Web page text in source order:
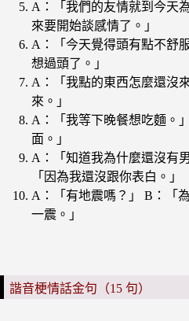
A：「我們的友情就到今天
來要開始談感情了。」
A：「今天覺得頭有點不舒
想過頭了。」
A：「我點的東西怎麼還沒
來。」
A：「我等下晚餐想吃麵。
面。」
A：「知道我為什麼還沒有
「因為我還沒跟你表白。」
A：「有地震嗎？」 B：「
一震。」
諧音梗情話金句（15 句）